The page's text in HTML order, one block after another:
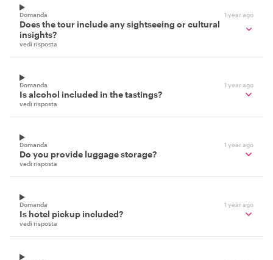
Domanda 1 year ago
Does the tour include any sightseeing or cultural
insights?
vedi risposta
Domanda 1 year ago
Is alcohol included in the tastings?
vedi risposta
Domanda 1 year ago
Do you provide luggage storage?
vedi risposta
Domanda 1 year ago
Is hotel pickup included?
vedi risposta